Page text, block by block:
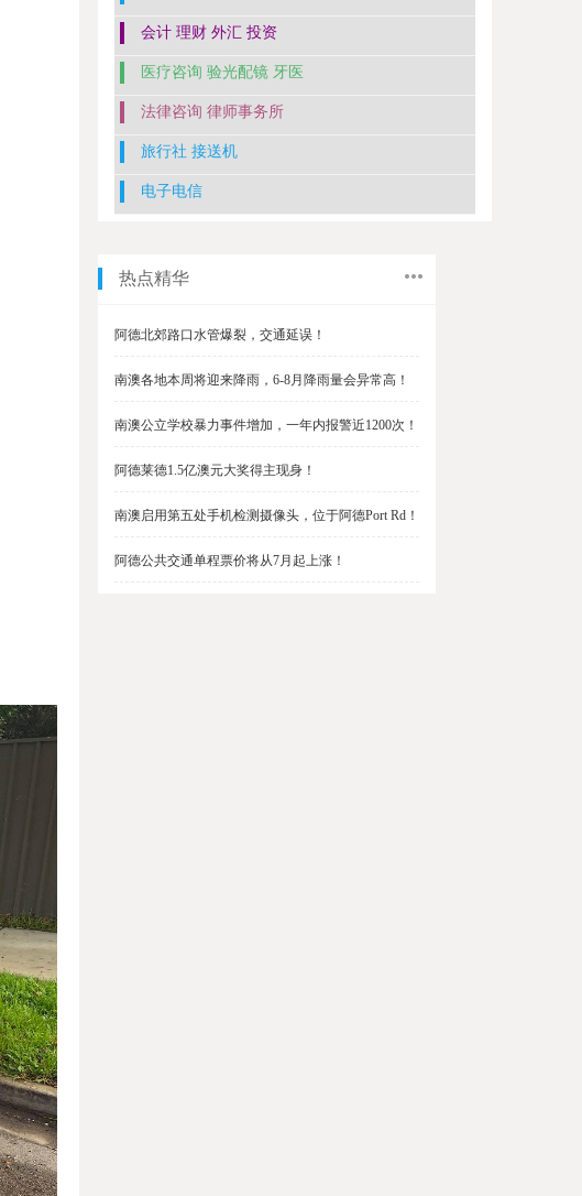
会计 理财 外汇 投资
医疗咨询 验光配镜 牙医
法律咨询 律师事务所
旅行社 接送机
电子电信
热点精华
阿德北郊路口水管爆裂，交通延误！
南澳各地本周将迎来降雨，6-8月降雨量会异常高！
南澳公立学校暴力事件增加，一年内报警近1200次！
阿德莱德1.5亿澳元大奖得主现身！
南澳启用第五处手机检测摄像头，位于阿德Port Rd！
阿德公共交通单程票价将从7月起上涨！